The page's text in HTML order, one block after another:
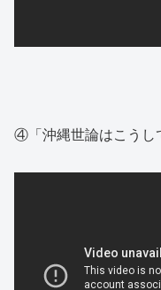
④「沖縄世論はこうし